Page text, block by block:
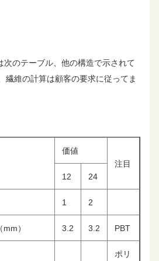
次のテーブル、他の構造で示されて
繊維の計算は顧客の要求に従ってま
価値
注目
12
24
1 2
） 3.2 3.2 PBT
ポリ